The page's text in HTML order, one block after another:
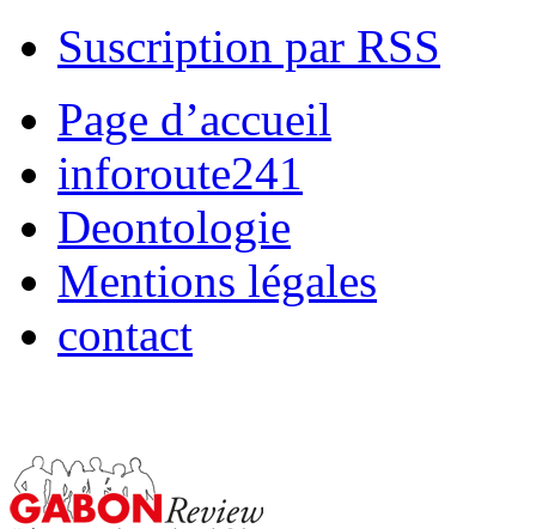
Suscription par RSS
Page d’accueil
inforoute241
Deontologie
Mentions légales
contact